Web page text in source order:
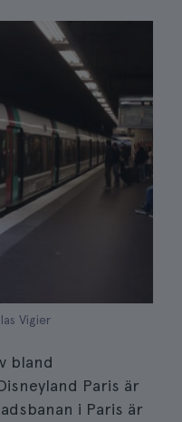
Vigier
bland
Paris är
i Paris är